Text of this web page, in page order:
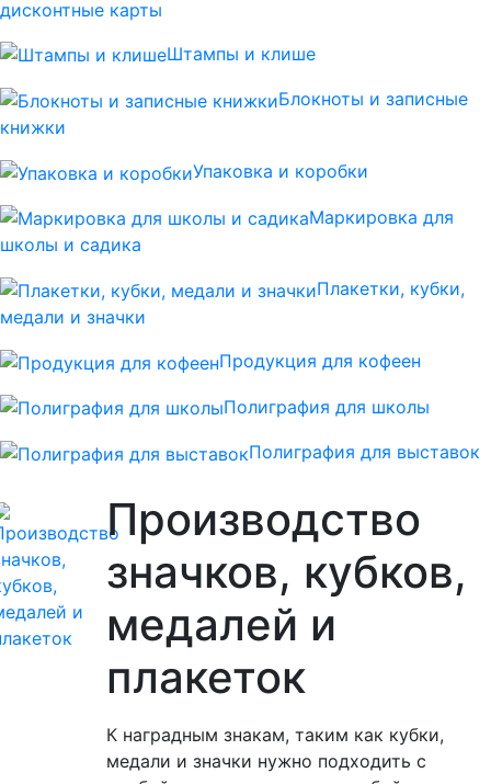
дисконтные карты
Штампы и клише
Блокноты и записные
книжки
Упаковка и коробки
Маркировка для
школы и садика
Плакетки, кубки,
медали и значки
Продукция для кофеен
Полиграфия для школы
Полиграфия для выставок
Производство
значков, кубков,
медалей и
плакеток
К наградным знакам, таким как кубки,
медали и значки нужно подходить с